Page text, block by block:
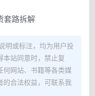
套路拆解
明或标注，均为用户投
本站同意时，禁止复
何网站、书籍等各类媒
的合法权益，可联系我